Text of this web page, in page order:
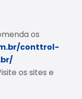
os
conttrol-
os sites e